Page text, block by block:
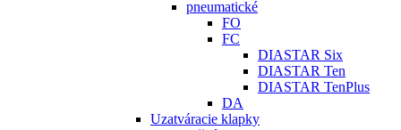
pneumatické
FO
FC
DIASTAR Six
DIASTAR Ten
DIASTAR TenPlus
DA
Uzatváracie klapky